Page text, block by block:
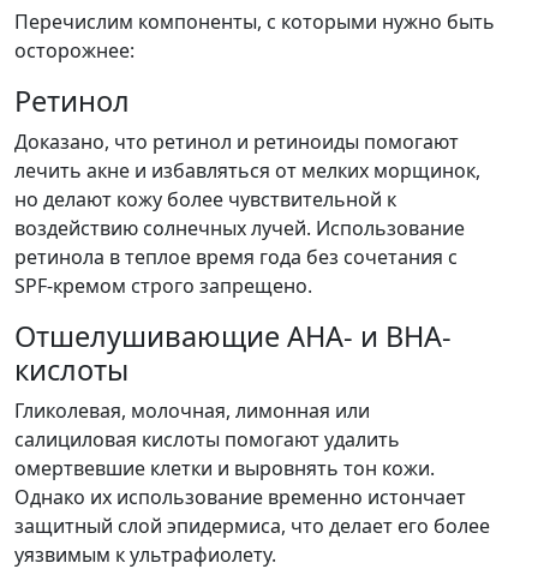
Перечислим компоненты, с которыми нужно быть
осторожнее:
Ретинол
Доказано, что ретинол и ретиноиды помогают
лечить акне и избавляться от мелких морщинок,
но делают кожу более чувствительной к
воздействию солнечных лучей. Использование
ретинола в теплое время года без сочетания с
SPF-кремом строго запрещено.
Отшелушивающие AHA- и BHA-
кислоты
Гликолевая, молочная, лимонная или
салициловая кислоты помогают удалить
омертвевшие клетки и выровнять тон кожи.
Однако их использование временно истончает
защитный слой эпидермиса, что делает его более
уязвимым к ультрафиолету.